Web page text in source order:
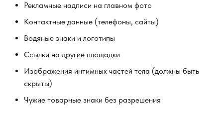
Рекламные надписи на главном фото
Контактные данные (телефоны, сайты)
Водяные знаки и логотипы
Ссылки на другие площадки
Изображения интимных частей тела (должны быть
скрыты)
Чужие товарные знаки без разрешения